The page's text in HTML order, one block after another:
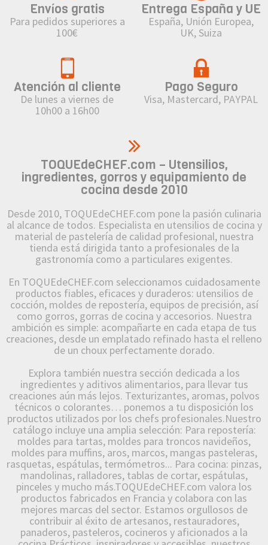
Envíos gratis
Para pedidos superiores a
100€
Entrega España y UE
España, Unión Europea,
UK, Suiza
Atención al cliente
De lunes a viernes de
10h00 a 16h00
Pago Seguro
Visa, Mastercard, PAYPAL
TOQUEdeCHEF.com – Utensilios,
ingredientes, gorros y equipamiento de
cocina desde 2010
Desde 2010, TOQUEdeCHEF.com pone la pasión culinaria
al alcance de todos. Especialista en utensilios de cocina y
material de pastelería de calidad profesional, nuestra
tienda está dirigida tanto a profesionales de la
gastronomía como a particulares exigentes.
En TOQUEdeCHEF.com seleccionamos cuidadosamente
productos fiables, eficaces y duraderos: utensilios de
cocción, moldes de repostería, equipos de precisión, así
como gorros, gorras de cocina y accesorios. Nuestra
ambición es simple: acompañarte en cada etapa de tus
creaciones, desde un emplatado refinado hasta el relleno
de un choux perfectamente dorado.
Explora también nuestra sección dedicada a los
ingredientes y aditivos alimentarios, para llevar tus
creaciones aún más lejos. Texturizantes, aromas, polvos
técnicos o colorantes… ponemos a tu disposición los
productos utilizados por los chefs profesionales.Nuestro
catálogo incluye una amplia selección: Para repostería:
moldes para tartas, moldes para troncos navideños,
moldes para muffins, aros, marcos, mangas pasteleras,
rasquetas, espátulas, termómetros... Para cocina: pinzas,
mandolinas, ralladores, tablas de cortar, espátulas,
pinceles y mucho más.TOQUEdeCHEF.com valora los
productos fabricados en Francia y colabora con las
mejores marcas del sector. Estamos orgullosos de
contribuir al éxito de artesanos, restauradores,
panaderos, pasteleros, cocineros y aficionados a la